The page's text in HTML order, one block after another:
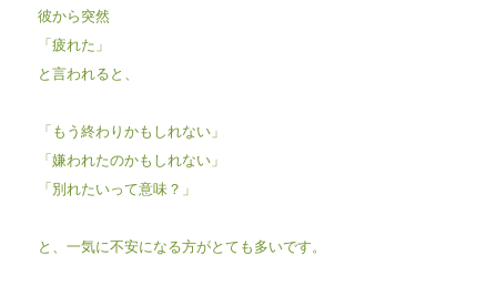
彼から突然
「疲れた」
と言われると、
「もう終わりかもしれない」
「嫌われたのかもしれない」
「別れたいって意味？」
と、一気に不安になる方がとても多いです。